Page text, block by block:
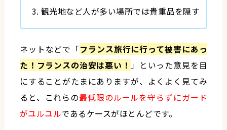
観光地など人が多い場所では貴重品を隠す
ネットなどで「フランス旅行に行って被害にあっ
た！フランスの治安は悪い！ 」といった意見を目
にすることがたまにありますが、よくよく見てみ
ると、これらの最低限のルールを守らずにガード
がユルユルであるケースがほとんどです。